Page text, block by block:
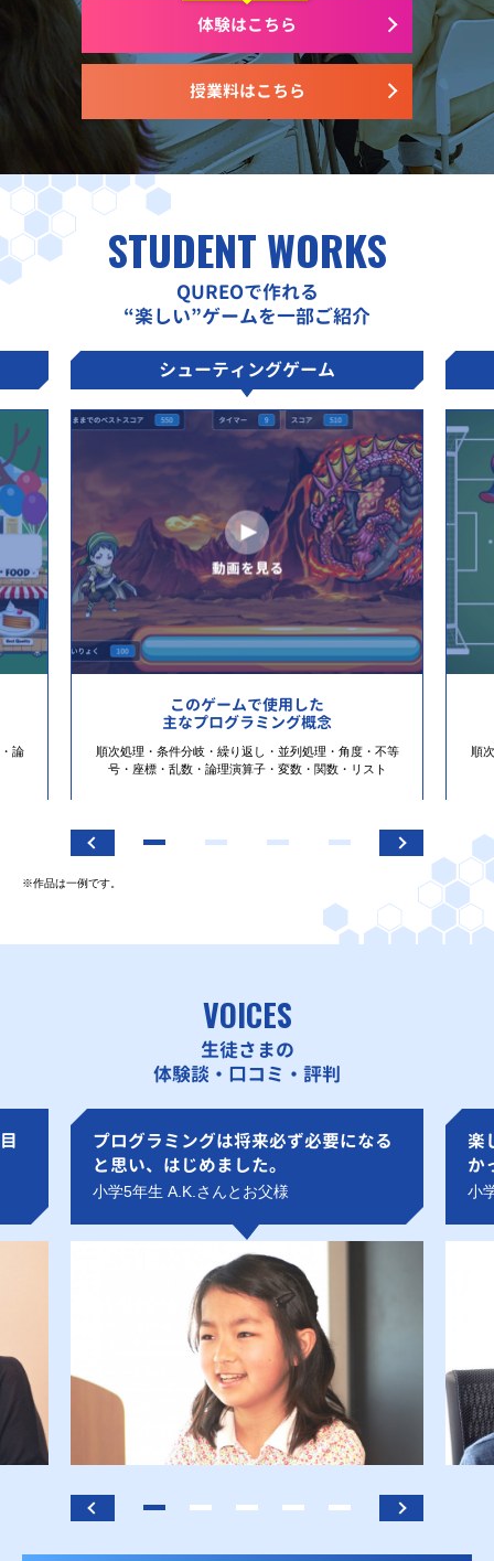
授業料はこちら
体験はこちら
STUDENT WORKS
QUREOで作れる
“楽しい”ゲームを一部ご紹介
論
シューティングゲーム
このゲームで使用した
主なプログラミング概念
順次処理・条件分岐・繰り返し・並列処理・角度・不等
号・座標・乱数・論理演算子・変数・関数・リスト
順
※作品は一例です。
VOICES
生徒さまの
体験談・口コミ・評判
プログラミングは将来必ず必要になる
と思い、はじめました。
小学5年生 A.K.さんとお父様
楽
か
小